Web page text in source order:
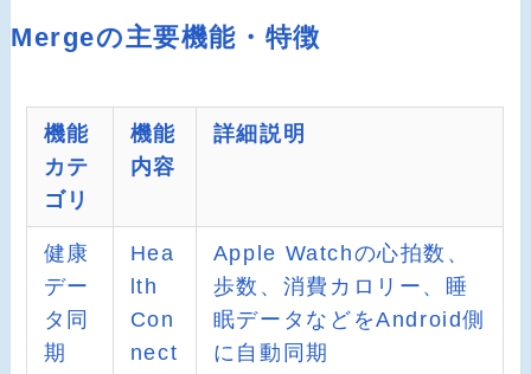
Mergeの主要機能・特徴
機能
カテ
ゴリ
機能
内容
詳細説明
健康
デー
タ同
期
Hea
lth
Con
nect
Apple Watchの心拍数、
歩数、消費カロリー、睡
眠データなどをAndroid側
に自動同期